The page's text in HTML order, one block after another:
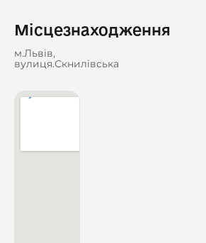
Місцезнаходження
м.Львів,
вулиця.Скнилівська